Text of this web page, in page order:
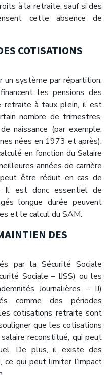
à la retraite, sauf si des
cette absence de
COTISATIONS
un système par répartition,
les pensions des
retraite à taux plein, il est
nombre de trimestres,
naissance (par exemple,
nées en 1973 et après).
en fonction du Salaire
années de carrière
être réduit en cas de
Il est donc essentiel de
longue durée peuvent
et le calcul du SAM.
DES
par la Sécurité Sociale
Sociale – IJSS) ou les
Journalières – IJ)
comme des périodes
cotisations retraite sont
que les cotisations
reconstitué, qui peut
De plus, il existe des
ce qui peut limiter l’impact